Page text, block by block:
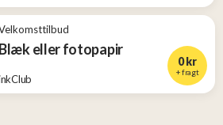
Blæk eller fotopapir
0 kr
+ fragt